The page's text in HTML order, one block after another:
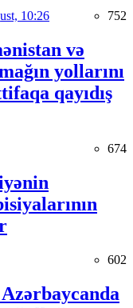
10:26 752
və
yollarını
qayıdış
674
602